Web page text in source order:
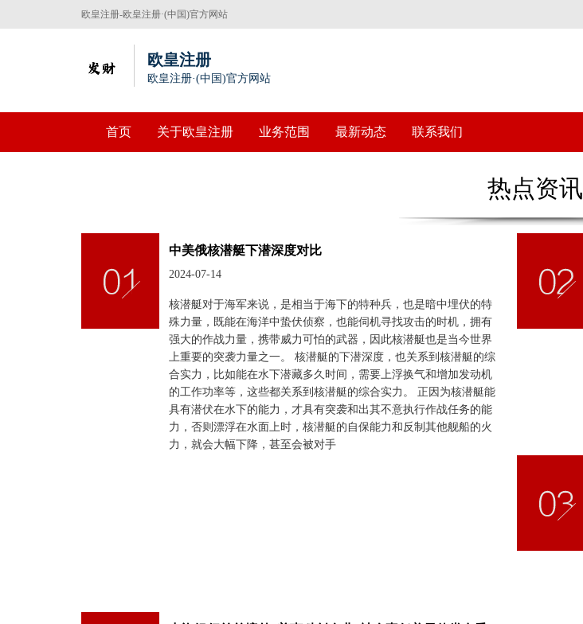
欧皇注册-欧皇注册·(中国)官方网站
欧皇注册
欧皇注册·(中国)官方网站
首页 关于欧皇注册 业务范围 最新动态 联系我们
热点资讯
中美俄核潜艇下潜深度对比
2024-07-14
核潜艇对于海军来说，是相当于海下的特种兵，也是暗中埋伏的特
殊力量，既能在海洋中蛰伏侦察，也能伺机寻找攻击的时机，拥有
强大的作战力量，携带威力可怕的武器，因此核潜艇也是当今世界
上重要的突袭力量之一。 核潜艇的下潜深度，也关系到核潜艇的综
合实力，比如能在水下潜藏多久时间，需要上浮换气和增加发动机
的工作功率等，这些都关系到核潜艇的综合实力。 正因为核潜艇能
具有潜伏在水下的能力，才具有突袭和出其不意执行作战任务的能
力，否则漂浮在水面上时，核潜艇的自保能力和反制其他舰船的火
力，就会大幅下降，甚至会被对手